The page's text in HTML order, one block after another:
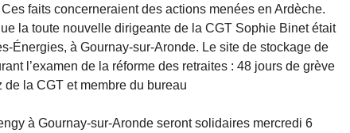
faits concerneraient des actions menées en Ardèche.
la toute nouvelle dirigeante de la CGT Sophie Binet était
Énergies, à Gournay-sur-Aronde. Le site de stockage de
l’examen de la réforme des retraites : 48 jours de grève
la CGT et membre du bureau
à Gournay-sur-Aronde seront solidaires mercredi 6